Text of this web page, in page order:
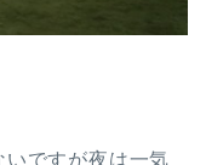
ですが夜は一気